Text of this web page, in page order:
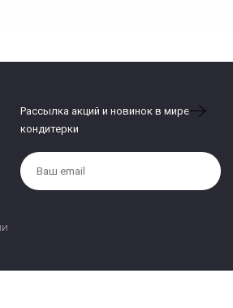
Рассылка акций и новинок в мире
кондитерки